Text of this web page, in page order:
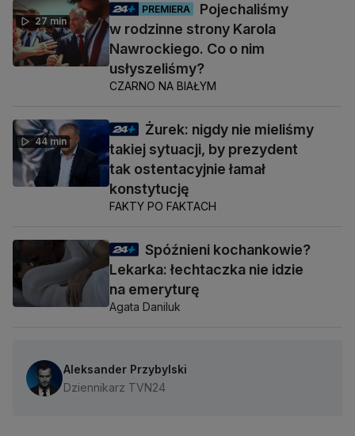
27 min
PREMIERA
Pojechaliśmy
w rodzinne strony Karola
Nawrockiego. Co o nim
usłyszeliśmy?
CZARNO NA BIAŁYM
44 min
Żurek: nigdy nie mieliśmy
takiej sytuacji, by prezydent
tak ostentacyjnie łamał
konstytucję
FAKTY PO FAKTACH
Spóźnieni kochankowie?
Lekarka: łechtaczka nie idzie
na emeryturę
Agata Daniluk
Aleksander Przybylski
Dziennikarz TVN24